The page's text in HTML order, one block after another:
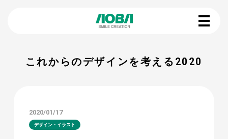
これからのデザインを考える2020
2020/01/17
デザイン・イラスト